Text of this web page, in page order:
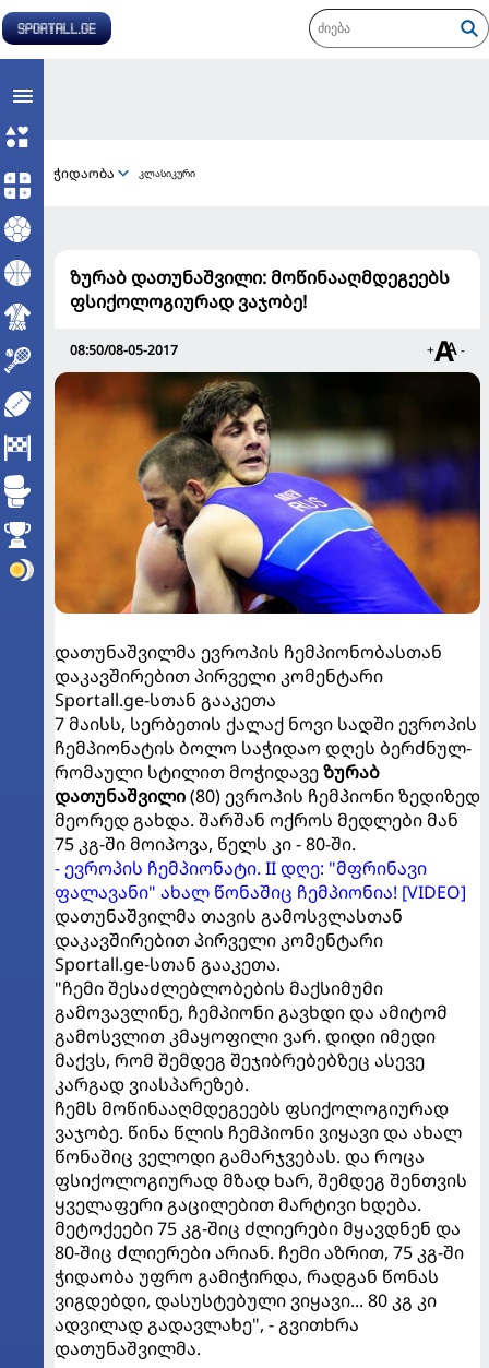
ჭიდაობა კლასიკური
ზურაბ დათუნაშვილი: მოწინააღმდეგეებს
ფსიქოლოგიურად ვაჯობე!
08:50/08-05-2017 + -
დათუნაშვილმა ევროპის ჩემპიონობასთან
დაკავშირებით პირველი კომენტარი
Sportall.ge-სთან გააკეთა
7 მაისს, სერბეთის ქალაქ ნოვი სადში ევროპის
ჩემპიონატის ბოლო საჭიდაო დღეს ბერძნულ-
რომაული სტილით მოჭიდავეზურაბ
დათუნაშვილი(80) ევროპის ჩემპიონი ზედიზედ
მეორედ გახდა. შარშან ოქროს მედლები მან
75 კგ-ში მოიპოვა, წელს კი - 80-ში.
- ევროპის ჩემპიონატი. II დღე: "მფრინავი
ფალავანი" ახალ წონაშიც ჩემპიონია! [VIDEO]
დათუნაშვილმა თავის გამოსვლასთან
დაკავშირებით პირველი კომენტარი
Sportall.ge-სთან გააკეთა.
"ჩემი შესაძლებლობების მაქსიმუმი
გამოვავლინე, ჩემპიონი გავხდი და ამიტომ
გამოსვლით კმაყოფილი ვარ. დიდი იმედი
მაქვს, რომ შემდეგ შეჯიბრებებზეც ასევე
კარგად ვიასპარეზებ.
ჩემს მოწინააღმდეგეებს ფსიქოლოგიურად
ვაჯობე. წინა წლის ჩემპიონი ვიყავი და ახალ
წონაშიც ველოდი გამარჯვებას. და როცა
ფსიქოლოგიურად მზად ხარ, შემდეგ შენთვის
ყველაფერი გაცილებით მარტივი ხდება.
მეტოქეები 75 კგ-შიც ძლიერები მყავდნენ და
80-შიც ძლიერები არიან. ჩემი აზრით, 75 კგ-ში
ჭიდაობა უფრო გამიჭირდა, რადგან წონას
ვიგდებდი, დასუსტებული ვიყავი... 80 კგ კი
ადვილად გადავლახე", - გვითხრა
დათუნაშვილმა.